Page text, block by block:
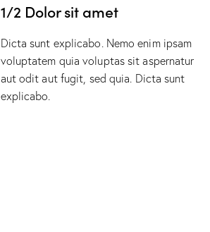
1/2 Dolor sit amet
Dicta sunt explicabo. Nemo enim ipsam
voluptatem quia voluptas sit aspernatur
aut odit aut fugit, sed quia. Dicta sunt
explicabo.